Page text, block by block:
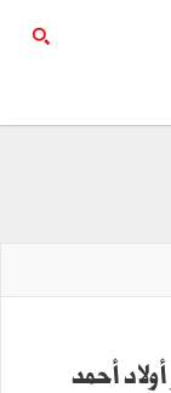
أحمد